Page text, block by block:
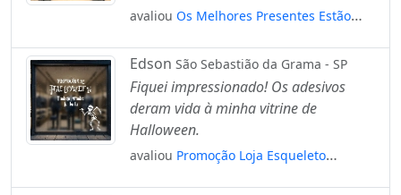
avaliou Os Melhores Presentes Estão
Mod:147
Edson São Sebastião da Grama - SP
Fiquei impressionado! Os adesivos
deram vida à minha vitrine de
Halloween.
avaliou Promoção Loja Esqueleto